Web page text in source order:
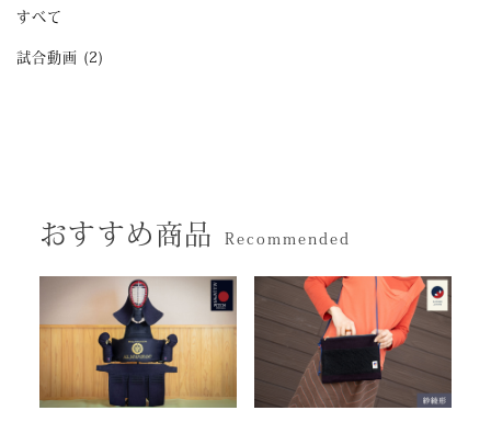
すべて
試合動画 (2)
おすすめ商品 Recommended